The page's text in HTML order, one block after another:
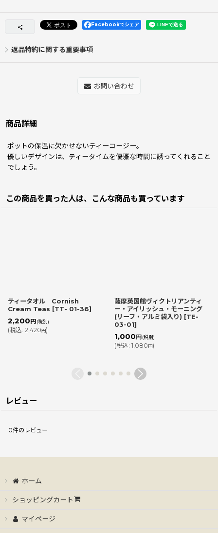
Facebookでシェア
返品特約に関する重要事項
お問い合わせ
商品詳細
ポットの保温に欠かせないティーコージー。
優しいデザインは、ティータイムを優雅な時間に誘ってくれること
でしょう。
この商品を買った人は、こんな商品も買っています
ティータオル Cornish
Cream Teas [TT- 01-36]
2,200 円 (税別)
(税込: 2,420円)
薩摩英国館ヴィクトリアンティ
ー・アイリッシュ・モーニング
(リーフ・アルミ袋入り) [TE-
03-01]
1,000 円 (税別)
(税込: 1,080円)
レビュー
0件のレビュー
ホーム
ショッピングカート
マイページ